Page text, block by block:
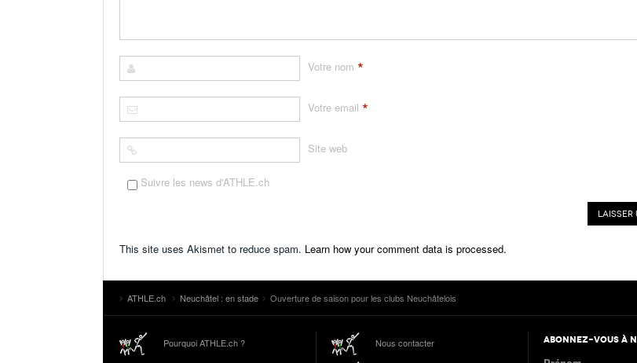
Votre nom *
Votre email *
Site web
Suivre les news d'ATHLE.ch
This site uses Akismet to reduce spam. Learn how your comment data is processed.
ATHLE.ch Neuchâtel : en stade Ouverture de saison pour les clubs Neuchâtelois
Pourquoi ATHLE.ch ? Nous contacter ABONNEZ-VOUS À